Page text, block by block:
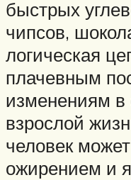
быстрых
чипсов,
логическая
плачевным
изменениям в
взрослой
человек
ожирением и